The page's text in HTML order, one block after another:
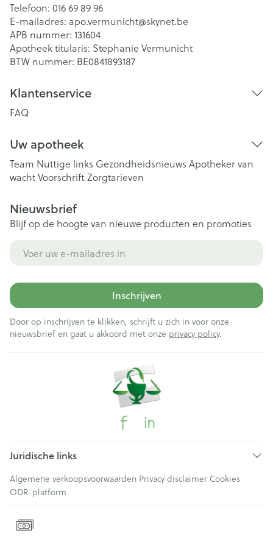
Telefoon: 016 69 89 96
E-mailadres: apo.vermunicht@skynet.be
APB nummer: 131604
Apotheek titularis: Stephanie Vermunicht
BTW nummer: BE0841893187
Klantenservice
FAQ
Uw apotheek
Team Nuttige links Gezondheidsnieuws Apotheker van
wachtVoorschriftZorgtarieven
Nieuwsbrief
Blijf op de hoogte van nieuwe producten en promoties
Inschrijven
Door op inschrijven te klikken, schrijft u zich in voor onze
nieuwsbrief en gaat u akkoord met onze privacy policy.
Juridische links
Algemene verkoopsvoorwaarden Privacy disclaimer Cookies
ODR-platform